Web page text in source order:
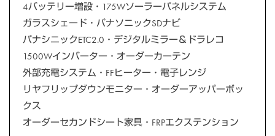
4バッテリー増設・175Wソーラーパネルシステム
ガラスシェード・パナソニックSDナビ
パナシニックETC2.0・デジタルミラー＆ドラレコ
1500Wインバーター・オーダーカーテン
外部充電システム・FFヒーター・電子レンジ
リヤフリップダウンモニター・オーダーアッパーボッ
クス
オーダーセカンドシート家具・FRPエクステンション